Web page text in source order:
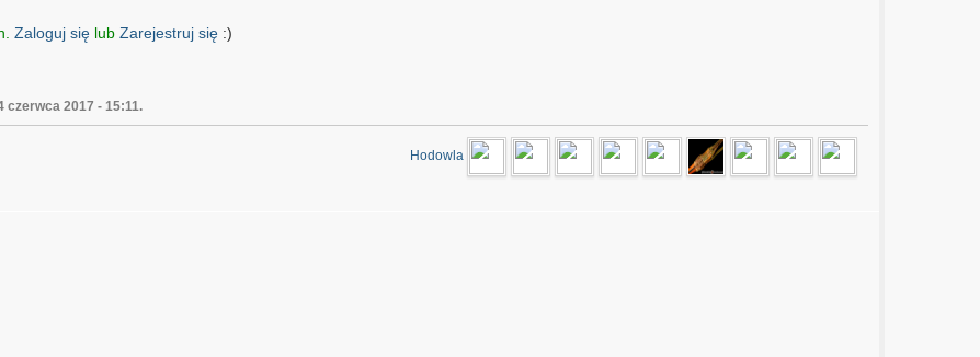
Zaloguj się lubZarejestruj się :)
czerwca 2017 - 15:11.
Hodowla